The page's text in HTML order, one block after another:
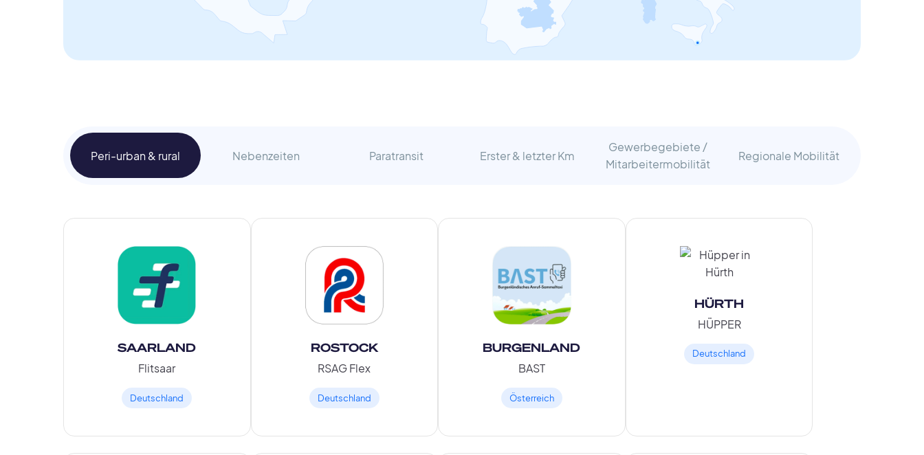
Peri-urban & rural Nebenzeiten Paratransit Erster & letzter Km
Gewerbegebiete /
Mitarbeitermobilität
Regionale Mobilität
SAARLAND
Flitsaar
Deutschland
ROSTOCK
RSAG Flex
Deutschland
BURGENLAND
BAST
Österreich
HÜRTH
HÜPPER
Deutschland